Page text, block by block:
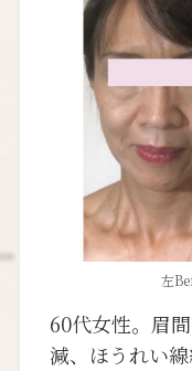
左
60代女性。眉
減、ほうれい